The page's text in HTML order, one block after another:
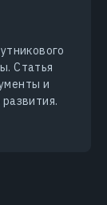
Статья
и